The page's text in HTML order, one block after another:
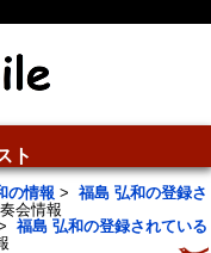
ト
の情報 > 福島 弘和の登録さ
会情報
福島 弘和の登録されている